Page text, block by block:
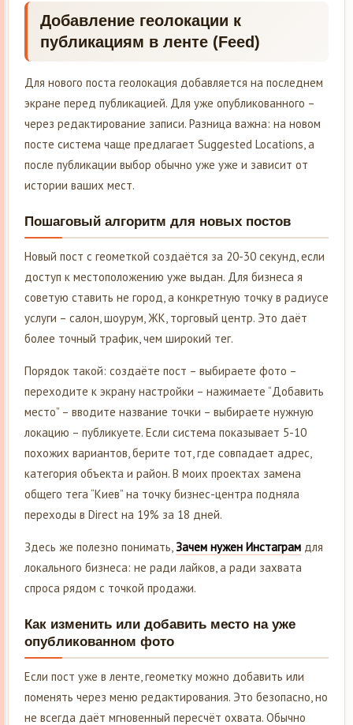
Добавление геолокации к
публикациям в ленте (Feed)
Для нового поста геолокация добавляется на последнем
экране перед публикацией. Для уже опубликованного –
через редактирование записи. Разница важна: на новом
посте система чаще предлагает Suggested Locations, а
после публикации выбор обычно уже уже и зависит от
истории ваших мест.
Пошаговый алгоритм для новых постов
Новый пост с геометкой создаётся за 20-30 секунд, если
доступ к местоположению уже выдан. Для бизнеса я
советую ставить не город, а конкретную точку в радиусе
услуги – салон, шоурум, ЖК, торговый центр. Это даёт
более точный трафик, чем широкий тег.
Порядок такой: создаёте пост – выбираете фото –
переходите к экрану настройки – нажимаете “Добавить
место” – вводите название точки – выбираете нужную
локацию – публикуете. Если система показывает 5-10
похожих вариантов, берите тот, где совпадает адрес,
категория объекта и район. В моих проектах замена
общего тега “Киев” на точку бизнес-центра подняла
переходы в Direct на 19% за 18 дней.
Здесь же полезно понимать, Зачем нужен Инстаграм для
локального бизнеса: не ради лайков, а ради захвата
спроса рядом с точкой продажи.
Как изменить или добавить место на уже
опубликованном фото
Если пост уже в ленте, геометку можно добавить или
поменять через меню редактирования. Это безопасно, но
не всегда даёт мгновенный пересчёт охвата. Обычно